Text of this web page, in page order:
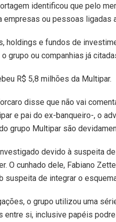
identificou que pelo
ou pessoas ligadas
holdings e fundos de
grupo ou companhias já
R$ 5,8 milhões da Multipar.
disse que não vai
e pai do ex-banqueiro-, o
grupo Multipar são
devido à suspeita
O cunhado dele, Fabiano
suspeita de integrar o
o grupo utilizou uma
entre si, inclusive papéis